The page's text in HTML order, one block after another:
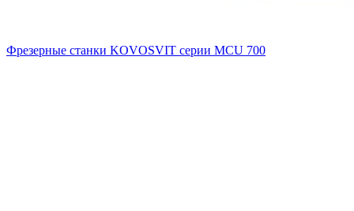
Фрезерные станки KOVOSVIT серии MCU 700